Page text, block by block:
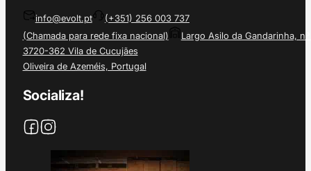
info@evolt.pt
(+351) 256 003 737
(Chamada para rede fixa nacional)
Largo Asilo da Gandarinha, nº
3720-362 Vila de Cucujães
Oliveira de Azeméis, Portugal
Socializa!